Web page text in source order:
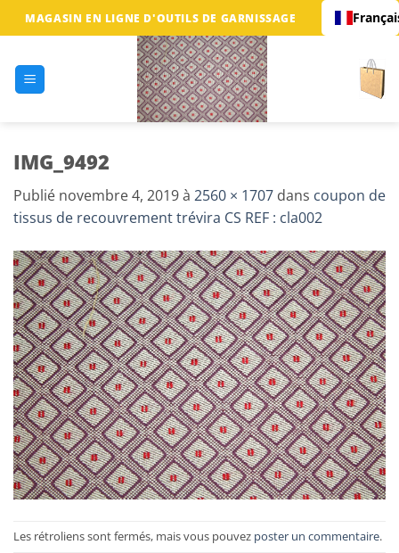
Passer
au
MAGASIN EN LIGNE D'OUTILS DE GARNISSAGE
IMG_9492
Publié novembre 4, 2019à 2560 × 1707 dans coupon de
tissus de recouvrement trévira CS REF : cla002
Les rétroliens sont fermés, mais vous pouvez poster un commentaire.